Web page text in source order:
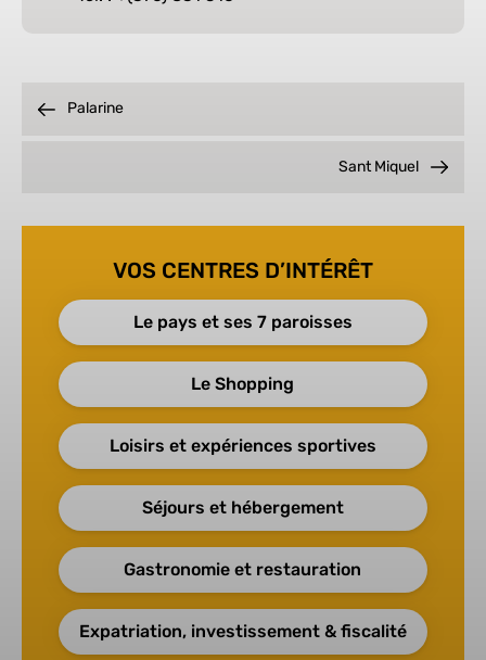
VOS CENTRES D’INTÉRÊT
Le pays et ses 7 paroisses
Le Shopping
Loisirs et expériences sportives
Séjours et hébergement
Gastronomie et restauration
Expatriation, investissement & fiscalité
Palarine
Sant Miquel